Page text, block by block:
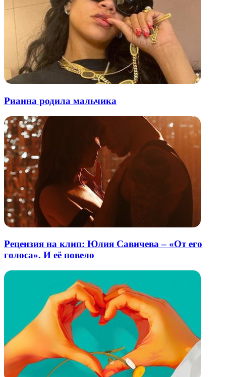
Рианна родила мальчика
Рецензия на клип: Юлия Савичева – «От его
голоса». И её повело